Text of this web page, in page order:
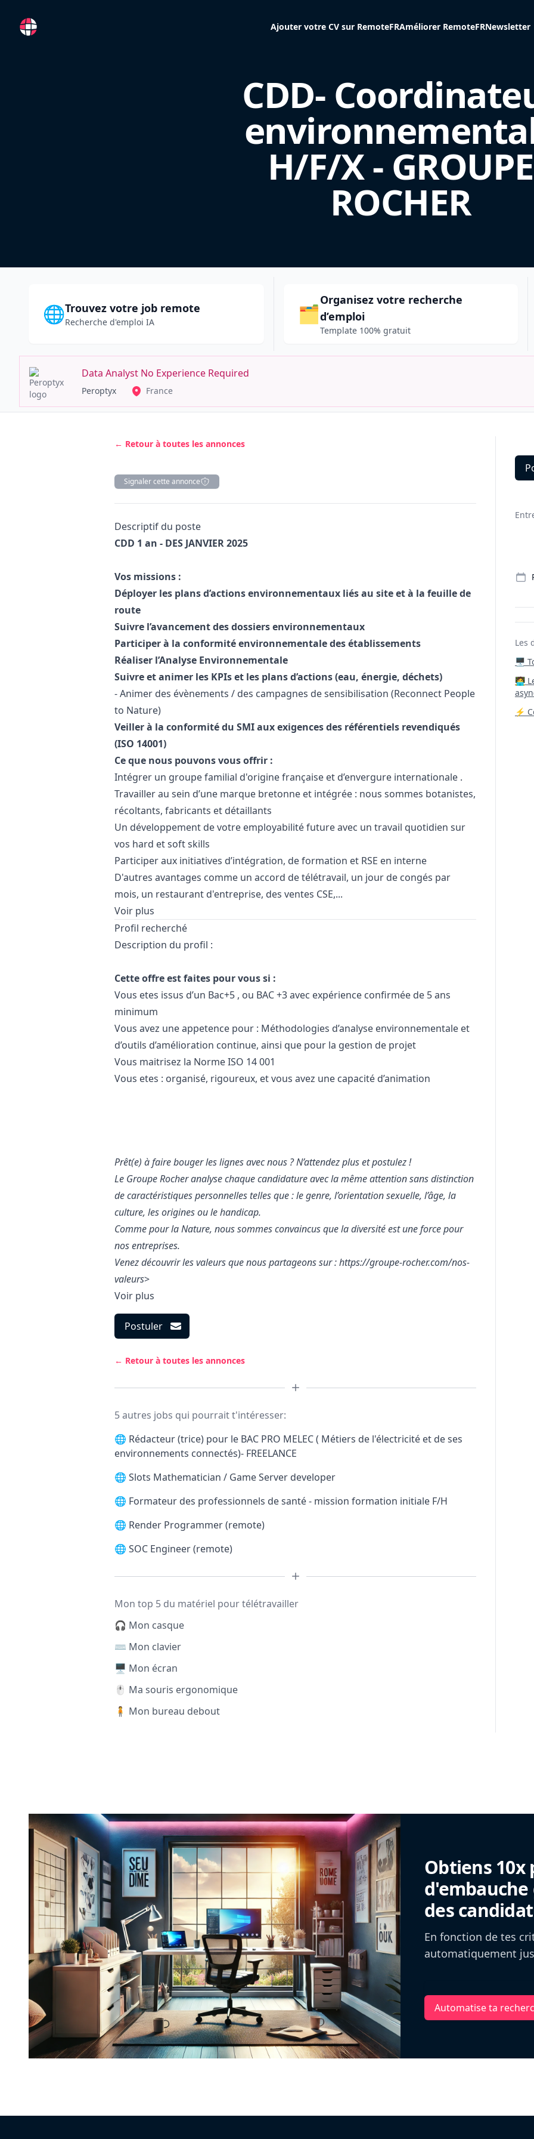
RemoteFR Ajouter votre CV sur RemoteFRAméliorer RemoteFRNewsletter
CDD-
H/F/X - GROUPE
ROCHER
🌐Trouvez votre job remote
Recherche d'emploi IA 🗂️
Organisez votre recherche
d’emploi
Template 100% gratuit
Data Analyst No Experience Required
Peroptyx France
← Retour à toutes les annonces
Signaler cette annonce
Description
Descriptif du poste
CDD 1 an - DES JANVIER 2025
Vos missions :
Déployer les plans d’actions environnementaux liés au site et à la feuille de
route
Suivre l’avancement des dossiers environnementaux
Participer à la conformité environnementale des établissements
Réaliser l’Analyse Environnementale
Suivre et animer les KPIs et les plans d’actions (eau, énergie, déchets)
- Animer des évènements / des campagnes de sensibilisation (Reconnect People
to Nature)
Veiller à la conformité du SMI aux exigences des référentiels revendiqués
(ISO 14001)
Ce que nous pouvons vous offrir :
Intégrer un groupe familial d'origine française et d’envergure internationale .
Travailler au sein d’une marque bretonne et intégrée : nous sommes botanistes,
récoltants, fabricants et détaillants
Un développement de votre employabilité future avec un travail quotidien sur
vos hard et soft skills
Participer aux initiatives d’intégration, de formation et RSE en interne
D'autres avantages comme un accord de télétravail, un jour de congés par
mois, un restaurant d'entreprise, des ventes CSE,...
Voir plus
Profil recherché
Description du profil :
Cette offre est faites pour vous si :
Vous etes issus d’un Bac+5 , ou BAC +3 avec expérience confirmée de 5 ans
minimum
Vous avez une appetence pour : Méthodologies d’analyse environnementale et
d’outils d’amélioration continue, ainsi que pour la gestion de projet
Vous maitrisez la Norme ISO 14 001
Vous etes : organisé, rigoureux, et vous avez une capacité d’animation
Prêt(e) à faire bouger les lignes avec nous ? N’attendez plus et postulez !
Le Groupe Rocher analyse chaque candidature avec la même attention sans distinction
de caractéristiques personnelles telles que : le genre, l’orientation sexuelle, l’âge, la
culture, les origines ou le handicap.
Comme pour la Nature, nous sommes convaincus que la diversité est une force pour
nos entreprises.
Venez découvrir les valeurs que nous partageons sur :https://groupe-rocher.com/nos-
valeurs>
Voir plus
Postuler
← Retour à toutes les annonces
5 autres jobs qui pourrait t'intéresser:
🌐 Rédacteur (trice) pour le BAC PRO MELEC ( Métiers de l'électricité et de ses
environnements connectés)- FREELANCE
🌐 Slots Mathematician / Game Server developer
🌐 Formateur des professionnels de santé - mission formation initiale F/H
🌐 Render Programmer (remote)
🌐 SOC Engineer (remote)
Mon top 5 du matériel pour télétravailler
🎧 Mon casque
⌨️ Mon clavier
🖥️ Mon écran
🖱️ Ma souris ergonomique
🧍 Mon bureau debout
Les
🖥️
⚡
Obtiens
des
En fonction de tes
automatiquement
Automatise ta